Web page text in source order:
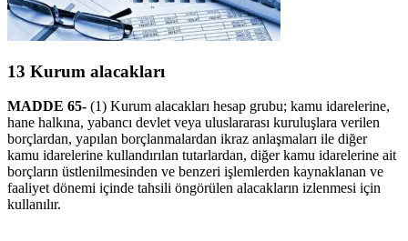
13 Kurum alacakları
MADDE 65- (1) Kurum alacakları hesap grubu; kamu idarelerine,
hane halkına, yabancı devlet veya uluslararası kuruluşlara verilen
borçlardan, yapılan borçlanmalardan ikraz anlaşmaları ile diğer
kamu idarelerine kullandırılan tutarlardan, diğer kamu idarelerine ait
borçların üstlenilmesinden ve benzeri işlemlerden kaynaklanan ve
faaliyet dönemi içinde tahsili öngörülen alacakların izlenmesi için
kullanılır.